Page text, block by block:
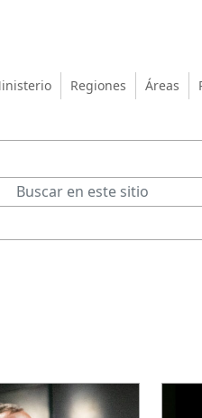
Culturas,
Regiones Áreas